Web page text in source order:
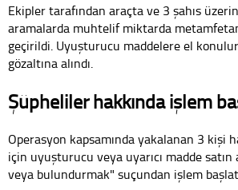
Ekipler tarafından araçta ve 3 şahıs
aramalarda muhtelif miktarda
geçirildi. Uyuşturucu maddelere el
gözaltına alındı.
Şüpheliler hakkında işlem
Operasyon kapsamında yakalanan 3 kişi
için uyuşturucu veya uyarıcı madde
veya bulundurmak" suçundan işlem